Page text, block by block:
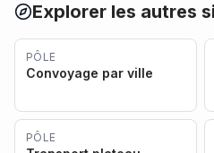
Explorer les autres
PÔLE
Convoyage par ville
PÔLE